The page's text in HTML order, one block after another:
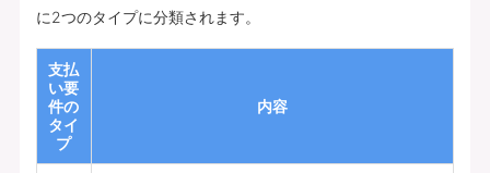
に2つのタイプに分類されます。
支払
い要
件の
タイ
プ
内容